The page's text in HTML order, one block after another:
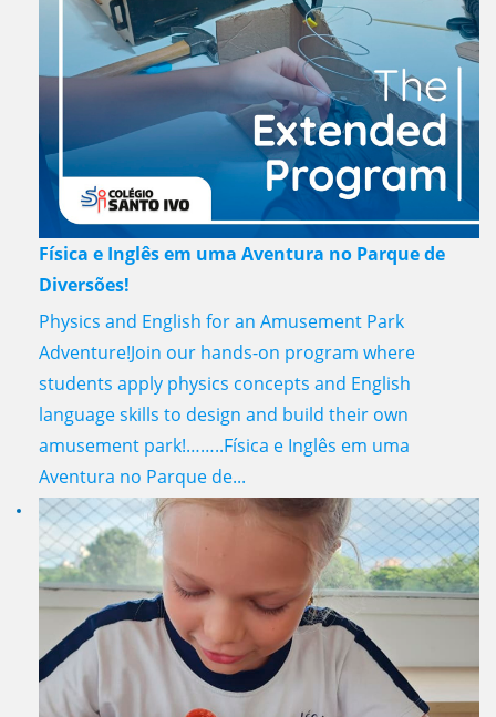
Física e Inglês em uma Aventura no Parque de
Diversões!
Physics and English for an Amusement Park
Adventure!Join our hands-on program where
students apply physics concepts and English
language skills to design and build their own
amusement park!……..Física e Inglês em uma
Aventura no Parque de...